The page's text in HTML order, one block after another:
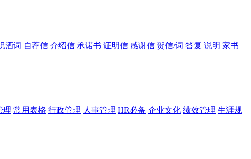
酒词 自荐信 介绍信 承诺书 证明信 感谢信 贺信/词 答复 说明 家书
理 常用表格 行政管理 人事管理 HR必备 企业文化 绩效管理 生涯规